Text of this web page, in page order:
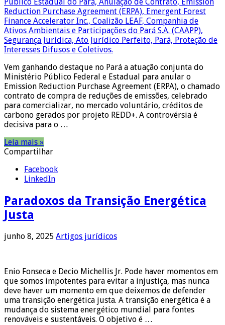
Vem ganhando destaque no Pará a atuação conjunta do
Ministério Público Federal e Estadual para anular o
Emission Reduction Purchase Agreement (ERPA), o chamado
contrato de compra de reduções de emissões, celebrado
para comercializar, no mercado voluntário, créditos de
carbono gerados por projeto REDD+. A controvérsia é
decisiva para o …
Leia mais »
Compartilhar
Facebook
LinkedIn
Paradoxos da Transição Energética
Justa
junho 8, 2025 Artigos jurídicos
Enio Fonseca e Decio Michellis Jr. Pode haver momentos em
que somos impotentes para evitar a injustiça, mas nunca
deve haver um momento em que deixemos de defender
uma transição energética justa. A transição energética é a
mudança do sistema energético mundial para fontes
renováveis e sustentáveis. O objetivo é …